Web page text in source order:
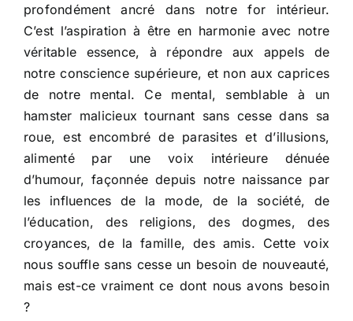
profondément ancré dans notre for intérieur.
C’est l’aspiration à être en harmonie avec notre
véritable essence, à répondre aux appels de
notre conscience supérieure, et non aux caprices
de notre mental. Ce mental, semblable à un
hamster malicieux tournant sans cesse dans sa
roue, est encombré de parasites et d’illusions,
alimenté par une voix intérieure dénuée
d’humour, façonnée depuis notre naissance par
les influences de la mode, de la société, de
l’éducation, des religions, des dogmes, des
croyances, de la famille, des amis. Cette voix
nous souffle sans cesse un besoin de nouveauté,
mais est-ce vraiment ce dont nous avons besoin
?